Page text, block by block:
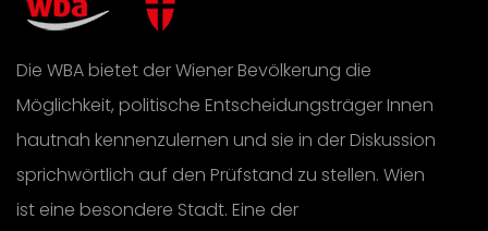
Die WBA bietet der Wiener Bevölkerung die
Möglichkeit, politische Entscheidungsträger Innen
hautnah kennenzulernen und sie in der Diskussion
sprichwörtlich auf den Prüfstand zu stellen. Wien
ist eine besondere Stadt. Eine der